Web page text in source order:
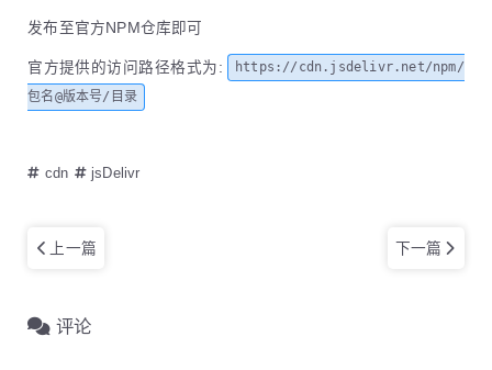
发布至官方NPM仓库即可
官方提供的访问路径格式为:
https://cdn.jsdelivr.net/npm/
包名@版本号/目录
cdn jsDelivr
上一篇 下一篇
评论